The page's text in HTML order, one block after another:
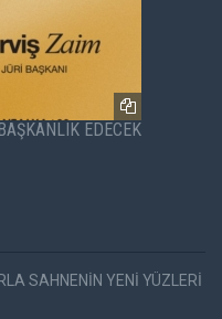
EDECEK
SAHNENİN YENİ YÜZLERİ